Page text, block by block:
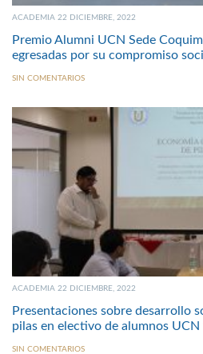
ACADEMIA 22 DICIEMBRE, 2022
Premio Alumni UCN Sede
egresadas por su compromiso
SIN COMENTARIOS
ACADEMIA 22 DICIEMBRE, 2022
Presentaciones sobre desarrollo
pilas en electivo de alumnos
SIN COMENTARIOS